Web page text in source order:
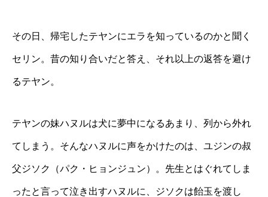
その日、帰宅したテヤンにエラを知っているのかと聞く
セリン。昔の知り合いだと答え、それ以上の返答を避け
るテヤン。
テヤンの妹ハヌルは犬に夢中になるあまり、列から外れ
てしまう。そんなハヌルに声をかけたのは、ユジンの叔
父ジソク（パク・ヒョンジュン）。先生とはぐれてしま
ったと言って泣き出すハヌルに、ジソクは飴玉を渡し